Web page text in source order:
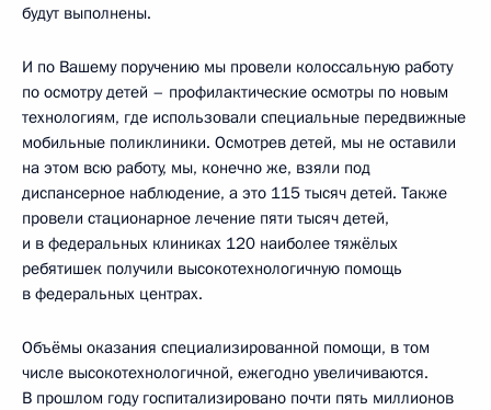
будут выполнены.
И по Вашему поручению мы провели колоссальную работу
по осмотру детей – профилактические осмотры по новым
технологиям, где использовали специальные передвижные
мобильные поликлиники. Осмотрев детей, мы не оставили
на этом всю работу, мы, конечно же, взяли под
диспансерное наблюдение, а это 115 тысяч детей. Также
провели стационарное лечение пяти тысяч детей,
и в федеральных клиниках 120 наиболее тяжёлых
ребятишек получили высокотехнологичную помощь
в федеральных центрах.
Объёмы оказания специализированной помощи, в том
числе высокотехнологичной, ежегодно увеличиваются.
В прошлом году госпитализировано почти пять миллионов